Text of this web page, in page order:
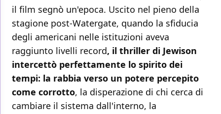
il film segnò un'epoca. Uscito nel pieno della
stagione post-Watergate, quando la sfiducia
degli americani nelle istituzioni aveva
raggiunto livelli record, il thriller di Jewison
intercettò perfettamente lo spirito dei
tempi: la rabbia verso un potere percepito
come corrotto, la disperazione di chi cerca di
cambiare il sistema dall'interno, la